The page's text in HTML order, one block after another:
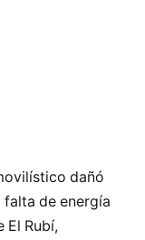
dañó
de energía
El Rubí,